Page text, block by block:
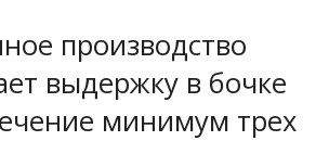
производство
выдержку в бочке
минимум трех